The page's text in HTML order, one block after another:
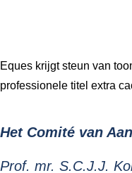
Eques krijgt steun van
professionele titel extra
Het Comité van
Prof. mr. S.C.J.J.